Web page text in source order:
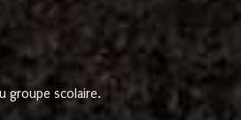
groupe scolaire.